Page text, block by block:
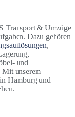
Transport & Umzüge
Dazu gehören
,
und
Mit unserem
Hamburg und